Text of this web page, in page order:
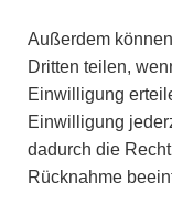
Außerdem
Dritten teilen,
Einwilligung
Einwilligung
dadurch die
Rücknahme